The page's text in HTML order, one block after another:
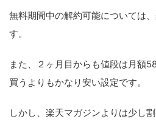
無料期間中の解約可能については
す。
また、２ヶ月目からも値段は月額
買うよりもかなり安い設定です。
しかし、楽天マガジンよりは少し